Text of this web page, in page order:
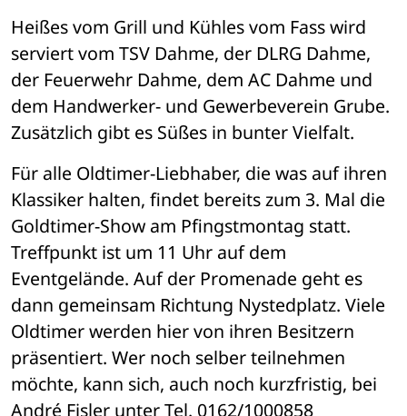
Heißes vom Grill und Kühles vom Fass wird
serviert vom TSV Dahme, der DLRG Dahme,
der Feuerwehr Dahme, dem AC Dahme und
dem Handwerker- und Gewerbeverein Grube.
Zusätzlich gibt es Süßes in bunter Vielfalt.
Für alle Oldtimer-Liebhaber, die was auf ihren
Klassiker halten, findet bereits zum 3. Mal die
Goldtimer-Show am Pfingstmontag statt.
Treffpunkt ist um 11 Uhr auf dem
Eventgelände. Auf der Promenade geht es
dann gemeinsam Richtung Nystedplatz. Viele
Oldtimer werden hier von ihren Besitzern
präsentiert. Wer noch selber teilnehmen
möchte, kann sich, auch noch kurzfristig, bei
André Fisler unter Tel. 0162/1000858